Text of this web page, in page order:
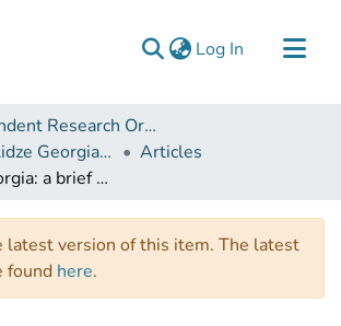
Log In (current)
Independent Research Organizations
Korneli Kekelidze Georgian National Centre of Manuscripts
Articles
Medieval Georgia: a brief historical overview
latest version of this item. The latest
found here.